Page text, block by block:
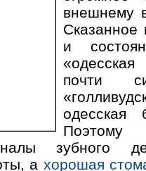
внешнему
Сказанное
и
почти
одесская
зубного
а хорошая